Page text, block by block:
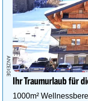
Ihr Traumurlaub für
1000m²